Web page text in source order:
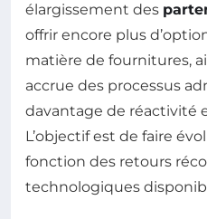
élargissement des
offrir encore plus
matière de fournitures,
accrue des processus
davantage de réactivité
L’objectif est de faire
fonction des retours
technologiques